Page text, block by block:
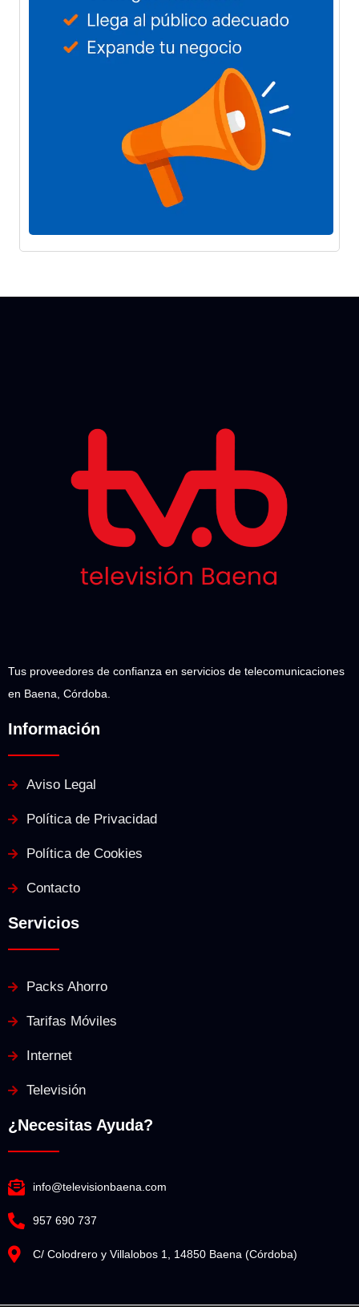
Tus proveedores de confianza en servicios de telecomunicaciones
en Baena, Córdoba.
Información
Aviso Legal
Política de Privacidad
Política de Cookies
Contacto
Servicios
Packs Ahorro
Tarifas Móviles
Internet
Televisión
¿Necesitas Ayuda?
info@televisionbaena.com
957 690 737
C/ Colodrero y Villalobos 1, 14850 Baena (Córdoba)